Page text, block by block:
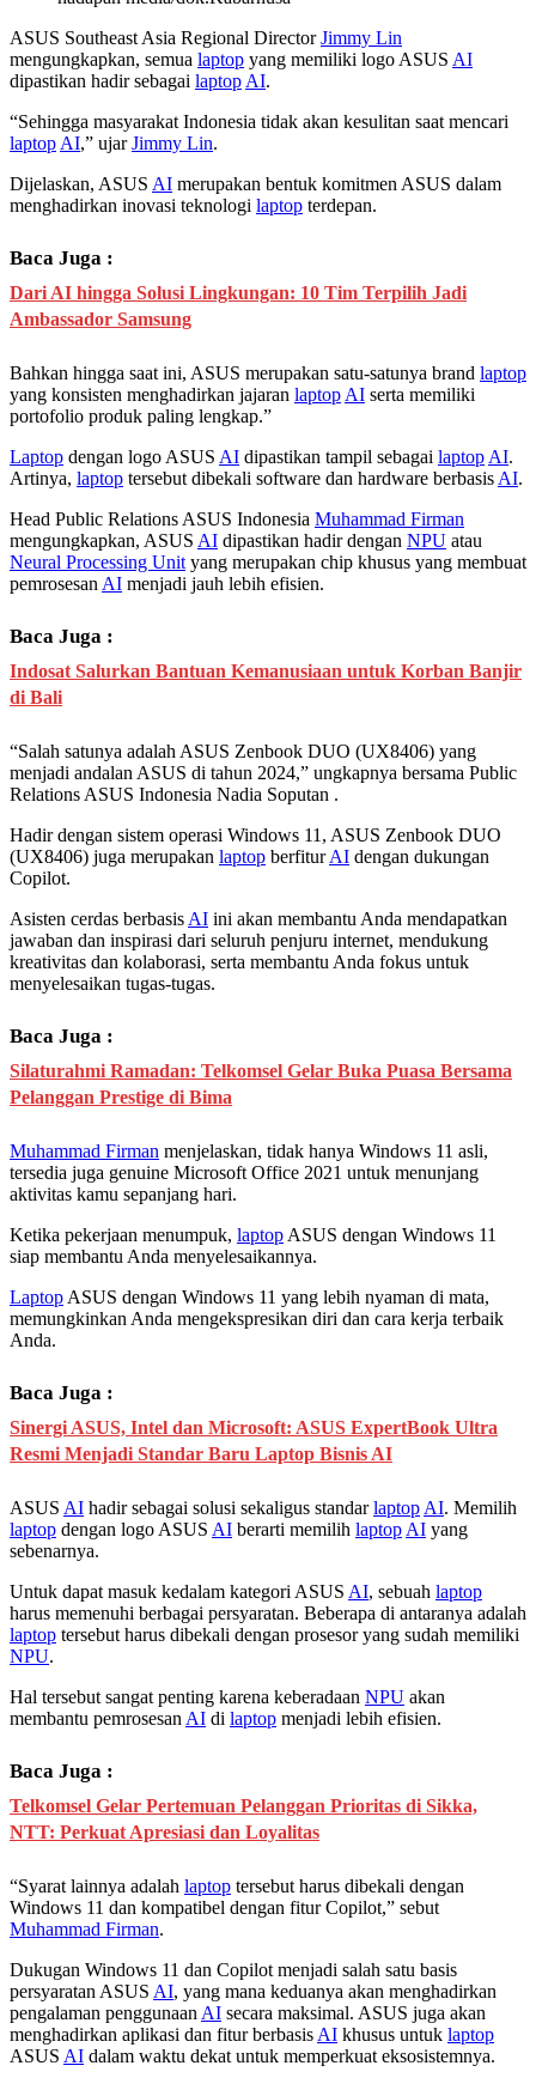
ASUS Southeast Asia Regional DirectorJimmy Lin
mengungkapkan, semua laptop yang memiliki logo ASUS AI
dipastikan hadir sebagai laptopAI.
“Sehingga masyarakat Indonesia tidak akan kesulitan saat mencari
laptopAI,” ujarJimmy Lin.
Dijelaskan, ASUS AI merupakan bentuk komitmen ASUS dalam
menghadirkan inovasi teknologi laptop terdepan.
Baca Juga :
Dari AI hingga Solusi Lingkungan: 10 Tim Terpilih Jadi
Ambassador Samsung
Bahkan hingga saat ini, ASUS merupakan satu-satunya brand laptop
yang konsisten menghadirkan jajaran laptopAI serta memiliki
portofolio produk paling lengkap.”
Laptop dengan logo ASUS AI dipastikan tampil sebagai laptopAI.
Artinya, laptop tersebut dibekali software dan hardware berbasisAI.
Head Public Relations ASUS Indonesia Muhammad Firman
mengungkapkan, ASUS AI dipastikan hadir dengan NPU atau
Neural Processing Unityang merupakan chip khusus yang membuat
pemrosesanAI menjadi jauh lebih efisien.
Baca Juga :
Indosat Salurkan Bantuan Kemanusiaan untuk Korban Banjir
di Bali
“Salah satunya adalah ASUS Zenbook DUO (UX8406) yang
menjadi andalan ASUS di tahun 2024,” ungkapnya bersama Public
Relations ASUS Indonesia Nadia Soputan .
Hadir dengan sistem operasi Windows 11, ASUS Zenbook DUO
(UX8406) juga merupakan laptop berfiturAI dengan dukungan
Copilot.
Asisten cerdas berbasisAI ini akan membantu Anda mendapatkan
jawaban dan inspirasi dari seluruh penjuru internet, mendukung
kreativitas dan kolaborasi, serta membantu Anda fokus untuk
menyelesaikan tugas-tugas.
Baca Juga :
Silaturahmi Ramadan: Telkomsel Gelar Buka Puasa Bersama
Pelanggan Prestige di Bima
Muhammad Firman menjelaskan, tidak hanya Windows 11 asli,
tersedia juga genuine Microsoft Office 2021 untuk menunjang
aktivitas kamu sepanjang hari.
Ketika pekerjaan menumpuk, laptopASUS dengan Windows 11
siap membantu Anda menyelesaikannya.
LaptopASUS dengan Windows 11 yang lebih nyaman di mata,
memungkinkan Anda mengekspresikan diri dan cara kerja terbaik
Anda.
Baca Juga :
Sinergi ASUS, Intel dan Microsoft: ASUS ExpertBook Ultra
Resmi Menjadi Standar Baru Laptop Bisnis AI
ASUS AI hadir sebagai solusi sekaligus standarlaptopAI. Memilih
laptop dengan logo ASUS AI berarti memilih laptopAI yang
sebenarnya.
Untuk dapat masuk kedalam kategori ASUS AI, sebuah laptop
harus memenuhi berbagai persyaratan. Beberapa di antaranya adalah
laptop tersebut harus dibekali dengan prosesor yang sudah memiliki
NPU.
Hal tersebut sangat penting karena keberadaan NPU akan
membantu pemrosesanAI di laptop menjadi lebih efisien.
Baca Juga :
Telkomsel Gelar Pertemuan Pelanggan Prioritas di Sikka,
NTT: Perkuat Apresiasi dan Loyalitas
“Syarat lainnya adalah laptop tersebut harus dibekali dengan
Windows 11 dan kompatibel dengan fitur Copilot,” sebut
Muhammad Firman.
Dukugan Windows 11 dan Copilot menjadi salah satu basis
persyaratan ASUS AI, yang mana keduanya akan menghadirkan
pengalaman penggunaanAI secara maksimal. ASUS juga akan
menghadirkan aplikasi dan fitur berbasisAI khusus untuk laptop
ASUS AI dalam waktu dekat untuk memperkuat eksosistemnya.